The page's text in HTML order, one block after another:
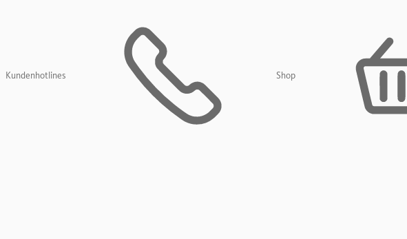
Kundenhotlines Shop